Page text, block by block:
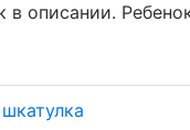
в описании.